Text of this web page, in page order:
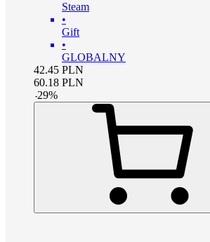
Steam
•
Gift
•
GLOBALNY
42.45 PLN
60.18 PLN
-29%